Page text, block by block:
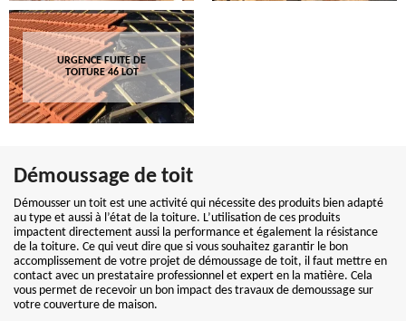
URGENCE FUITE DE
TOITURE 46 LOT
Démoussage de toit
Démousser un toit est une activité qui nécessite des produits bien adapté
au type et aussi à l’état de la toiture. L’utilisation de ces produits
impactent directement aussi la performance et également la résistance
de la toiture. Ce qui veut dire que si vous souhaitez garantir le bon
accomplissement de votre projet de démoussage de toit, il faut mettre en
contact avec un prestataire professionnel et expert en la matière. Cela
vous permet de recevoir un bon impact des travaux de demoussage sur
votre couverture de maison.